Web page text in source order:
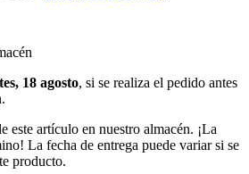
18 agosto, si se realiza el pedido antes
.
este artículo en nuestro almacén. ¡La
La fecha de entrega puede variar si se
producto.